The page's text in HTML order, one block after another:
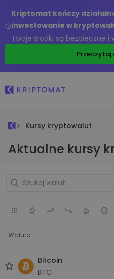
Kriptomat kończy
inwestowanie w
Twoje środki są bezpieczne i
Przeczytaj
Kursy kryptowalut
Aktualne kursy
Waluta
Bitcoin
BTC